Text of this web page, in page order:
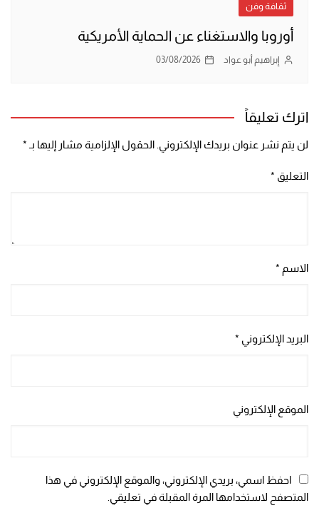
ثقافة وفن
أوروبا والاستغناء عن الحماية الأمريكية
إبراهيم أبو عواد 03/08/2026
اترك تعليقاً
لن يتم نشر عنوان بريدك الإلكتروني.الحقول الإلزامية مشار إليها بـ *
التعليق *
الاسم *
البريد الإلكتروني *
الموقع الإلكتروني
احفظ اسمي، بريدي الإلكتروني، والموقع الإلكتروني في هذا
المتصفح لاستخدامها المرة المقبلة في تعليقي.